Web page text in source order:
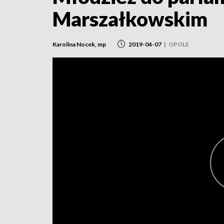
Marszałkowskim
Karolina Nocek, mp 2019-04-07 | OPOLE